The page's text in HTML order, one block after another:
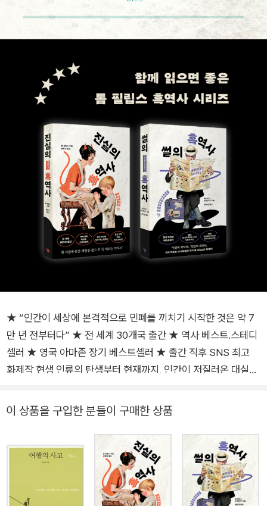
★ “인간이 세상에 본격적으로 민폐를 끼치기 시작한 것은 약 7
만 년 전부터다” ★ 전 세계 30개국 출간 ★ 역사 베스트.스테디
셀러 ★ 영국 아마존 장기 베스트셀러 ★ 출간 직후 SNS 최고
화제작 현생 인류의 탄생부터 현재까지, 인간이 저질러온 대실패
인간은 여러 방법으로 답을 해왔고, 수세대에 걸쳐 그 양식은 더
줬다. 그리고 여기, 젠체하지 않고 우리 민낯을 있는 그대로 보여
주는 뼈 있는 역사책이 있다. 이 책은 현생 인류 시절부터 우리가
겪어온 수많은 실패를 되짚는다. 물론 우리가 이룩한 위대한 역사
도 있다. 우리는 교향곡을 만들고, 달에 사람을 보내고, 블랙홀을
이 상품을 구입한 분들이 구매한 상품